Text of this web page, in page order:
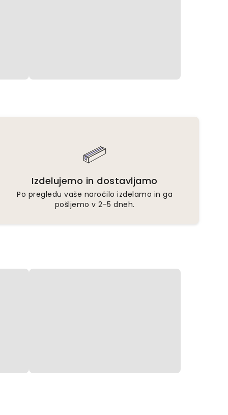
Izdelujemo in dostavljamo
Po pregledu vaše naročilo izdelamo in ga
pošljemo v 2-5 dneh.